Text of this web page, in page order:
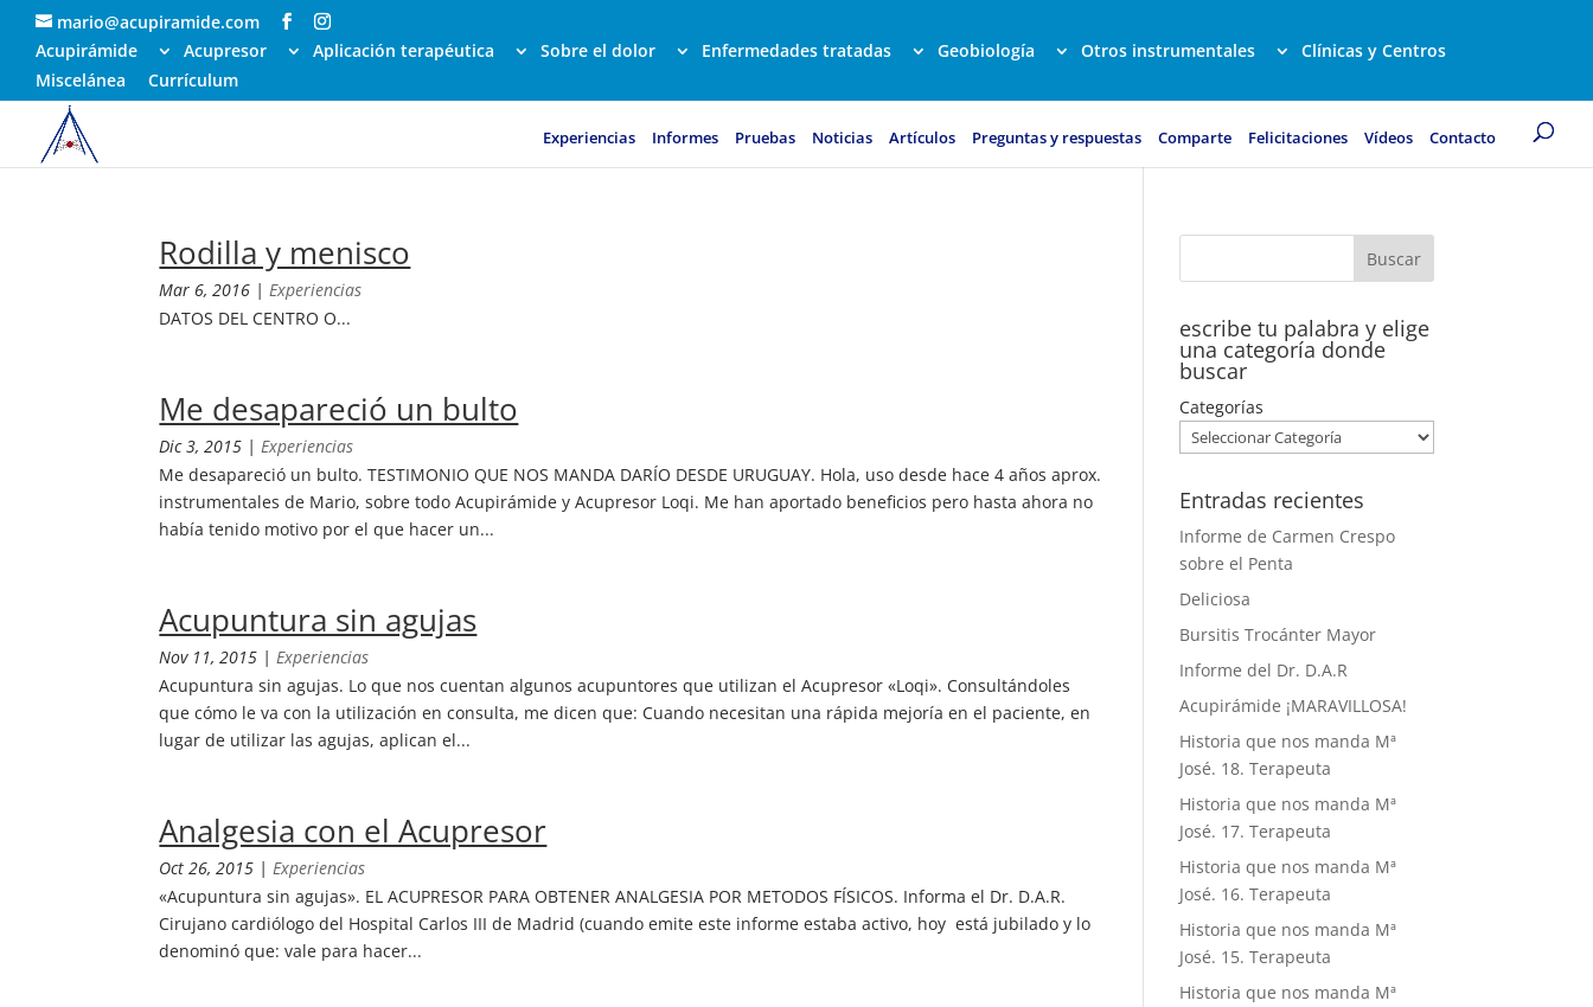
mario@acupiramide.com
Acupirámide
Acupresor Aplicación terapéutica Sobre el dolor Enfermedades tratadas Geobiología Otros instrumentales
Clínicas y Centros
Miscelánea
Currículum
Experiencias Informes Pruebas Noticias Artículos Preguntas y respuestas Comparte Felicitaciones Vídeos Contacto
Rodilla y menisco
Mar 6, 2016 |Experiencias
DATOS DEL CENTRO O...
Me desapareció un bulto
Dic 3, 2015 |Experiencias
Me desapareció un bulto. TESTIMONIO QUE NOS MANDA DARÍO DESDE URUGUAY. Hola, uso desde hace 4 años aprox.
instrumentales de Mario, sobre todo Acupirámide y Acupresor Loqi. Me han aportado beneficios pero hasta ahora no
había tenido motivo por el que hacer un...
Acupuntura sin agujas
Nov 11, 2015 |Experiencias
Acupuntura sin agujas. Lo que nos cuentan algunos acupuntores que utilizan el Acupresor «Loqi». Consultándoles
que cómo le va con la utilización en consulta, me dicen que: Cuando necesitan una rápida mejoría en el paciente, en
lugar de utilizar las agujas, aplican el...
Analgesia con el Acupresor
Oct 26, 2015 |Experiencias
«Acupuntura sin agujas». EL ACUPRESOR PARA OBTENER ANALGESIA POR METODOS FÍSICOS. Informa el Dr. D.A.R.
Cirujano cardiólogo del Hospital Carlos III de Madrid (cuando emite este informe estaba activo, hoy está jubilado y lo
denominó que: vale para hacer...
escribe tu palabra y elige
una categoría donde
buscar
Categorías
Entradas recientes
Informe de Carmen Crespo
sobre el Penta
Deliciosa
Bursitis Trocánter Mayor
Informe del Dr. D.A.R
Acupirámide ¡MARAVILLOSA!
Historia que nos manda Mª
José. 18. Terapeuta
Historia que nos manda Mª
José. 17. Terapeuta
Historia que nos manda Mª
José. 16. Terapeuta
Historia que nos manda Mª
José. 15. Terapeuta
Historia que nos manda Mª